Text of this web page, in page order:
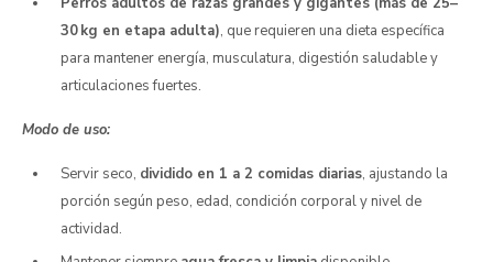
30 kg en etapa adulta), que requieren una dieta específica
para mantener energía, musculatura, digestión saludable y
articulaciones fuertes.
Modo de uso:
Servir seco, dividido en 1 a 2 comidas diarias, ajustando la
porción según peso, edad, condición corporal y nivel de
actividad.